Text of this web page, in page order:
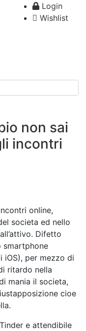
Login
Wishlist
non sai
incontri
online,
societa ed nello
Difetto
smartphone
iOS), per mezzo di
ritardo nella
mania il societa,
cioe
e attendibile